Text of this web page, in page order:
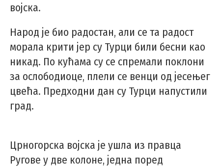
војска.
Народ је био радостан, али се та радост
морала крити јер су Турци били бесни као
никад. По кућама су се спремали поклони
за ослободиоце, плели се венци од јесењег
цвећа. Предходни дан су Турци напустили
град.
Црногорска војска је ушла из правца
Ругове у две колоне, једна поред